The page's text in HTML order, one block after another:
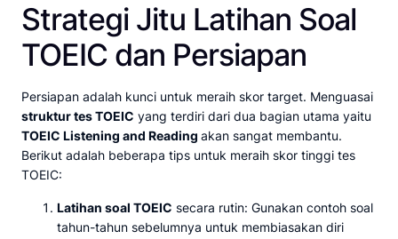
Strategi Jitu Latihan Soal
TOEIC dan Persiapan
Persiapan adalah kunci untuk meraih skor target. Menguasai
struktur tes TOEIC yang terdiri dari dua bagian utama yaitu
TOEIC Listening and Readingakan sangat membantu.
Berikut adalah beberapa tips untuk meraih skor tinggi tes
TOEIC:
Latihan soal TOEIC secara rutin: Gunakan contoh soal
tahun-tahun sebelumnya untuk membiasakan diri